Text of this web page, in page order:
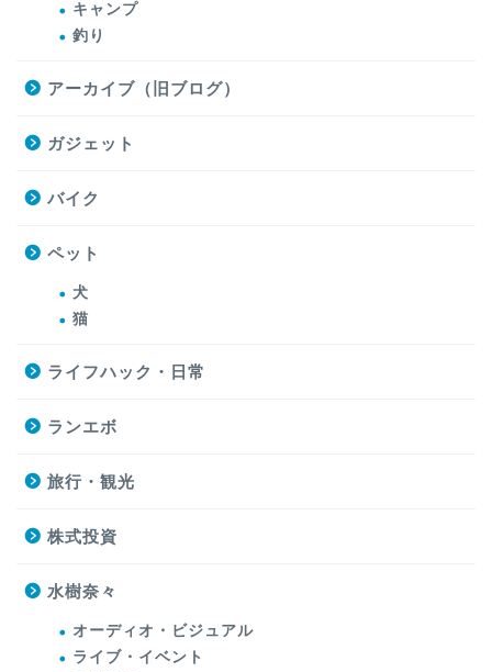
キャンプ
釣り
アーカイブ（旧ブログ）
ガジェット
バイク
ペット
犬
猫
ライフハック・日常
ランエボ
旅行・観光
株式投資
水樹奈々
オーディオ・ビジュアル
ライブ・イベント